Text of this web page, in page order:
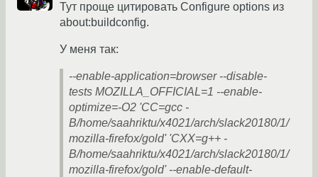
Тут проще цитировать Configure options из
about:buildconfig.
У меня так:
--enable-application=browser --disable-
tests MOZILLA_OFFICIAL=1 --enable-
optimize=-O2 'CC=gcc -
B/home/saahriktu/x4021/arch/slack20180/1/
mozilla-firefox/gold' 'CXX=g++ -
B/home/saahriktu/x4021/arch/slack20180/1/
mozilla-firefox/gold' --enable-default-